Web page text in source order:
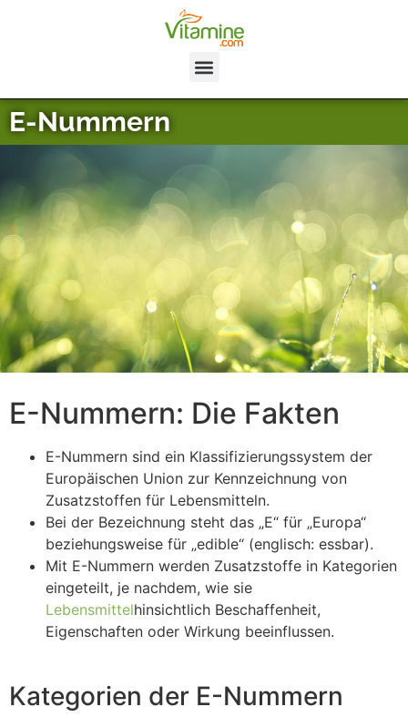
E-Nummern
E-Nummern: Die Fakten
E-Nummern sind ein Klassifizierungssystem der
Europäischen Union zur Kennzeichnung von
Zusatzstoffen für Lebensmitteln.
Bei der Bezeichnung steht das „E“ für „Europa“
beziehungsweise für „edible“ (englisch: essbar).
Mit E-Nummern werden Zusatzstoffe in Kategorien
eingeteilt, je nachdem, wie sie
Lebensmittelhinsichtlich Beschaffenheit,
Eigenschaften oder Wirkung beeinflussen.
Kategorien der E-Nummern